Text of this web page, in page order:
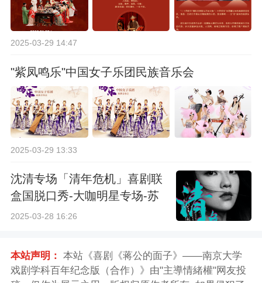
2025-03-29 14:47
"紫凤鸣乐"中国女子乐团民族音乐会
2025-03-29 13:33
沈清专场「清年危机」喜剧联
盒国脱口秀-大咖明星专场-苏
州站
2025-03-28 16:26
本站声明： 本站《喜剧《蒋公的面子》——南京大学
戏剧学科百年纪念版（合作）》由"主導情緒權"网友投